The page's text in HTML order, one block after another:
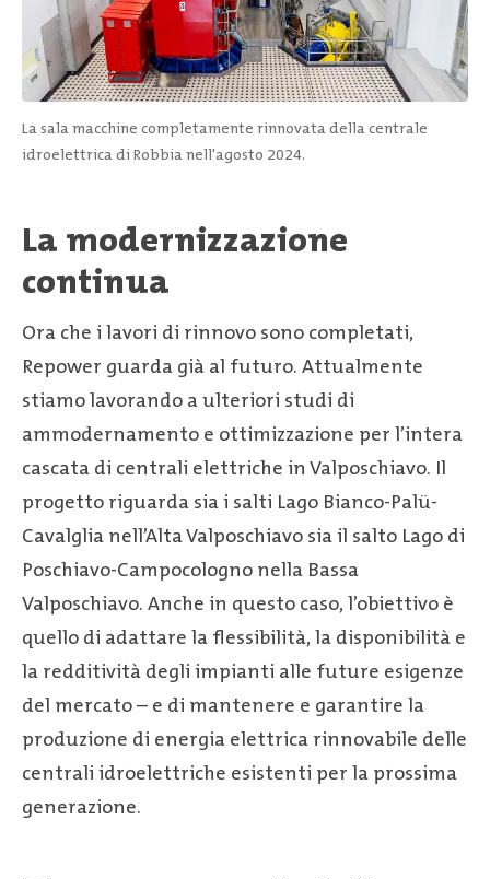
La sala macchine completamente rinnovata della centrale
idroelettrica di Robbia nell'agosto 2024.
La modernizzazione
continua
Ora che i lavori di rinnovo sono completati,
Repower guarda già al futuro. Attualmente
stiamo lavorando a ulteriori studi di
ammodernamento e ottimizzazione per l’intera
cascata di centrali elettriche in Valposchiavo. Il
progetto riguarda sia i salti Lago Bianco-Palü-
Cavalglia nell’Alta Valposchiavo sia il salto Lago di
Poschiavo-Campocologno nella Bassa
Valposchiavo. Anche in questo caso, l’obiettivo è
quello di adattare la flessibilità, la disponibilità e
la redditività degli impianti alle future esigenze
del mercato – e di mantenere e garantire la
produzione di energia elettrica rinnovabile delle
centrali idroelettriche esistenti per la prossima
generazione.